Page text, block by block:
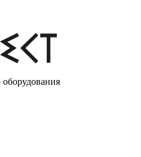
оборудования